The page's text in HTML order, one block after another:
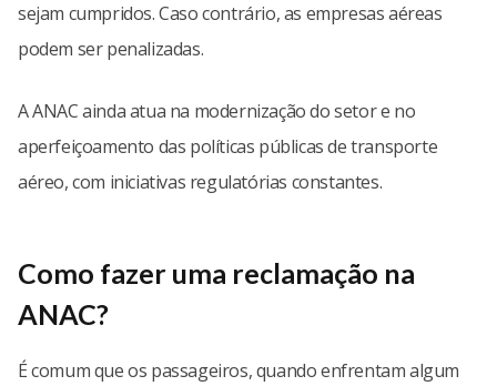
sejam cumpridos. Caso contrário, as empresas aéreas
podem ser penalizadas.
A ANAC ainda atua na modernização do setor e no
aperfeiçoamento das políticas públicas de transporte
aéreo, com iniciativas regulatórias constantes.
Como fazer uma reclamação na
ANAC?
É comum que os passageiros, quando enfrentam algum